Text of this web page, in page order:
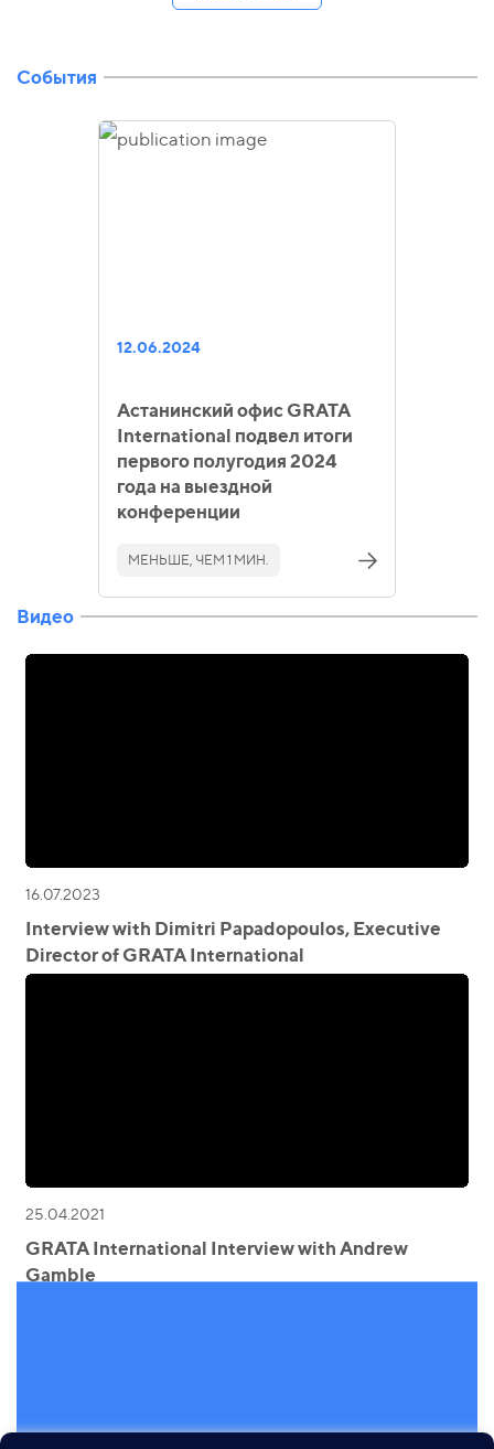
События
12.06.2024
Астанинский офис GRATA
International подвел итоги
первого полугодия 2024
года на выездной
конференции
МЕНЬШЕ, ЧЕМ 1 МИН.
Видео
16.07.2023
Interview with Dimitri Papadopoulos, Executive
Director of GRATA International
25.04.2021
GRATA International Interview with Andrew
Gamble